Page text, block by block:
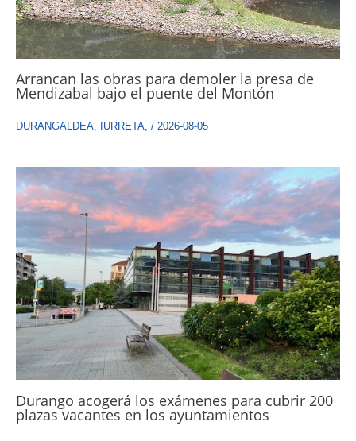
Arrancan las obras para demoler la presa de
Mendizabal bajo el puente del Montón
DURANGALDEA, IURRETA, / 2026-08-05
Durango acogerá los exámenes para cubrir 200
plazas vacantes en los ayuntamientos